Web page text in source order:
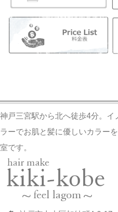
神戸三宮駅から北へ徒歩4分。イ
ラーでお肌と髪に優しいカラー
室です。